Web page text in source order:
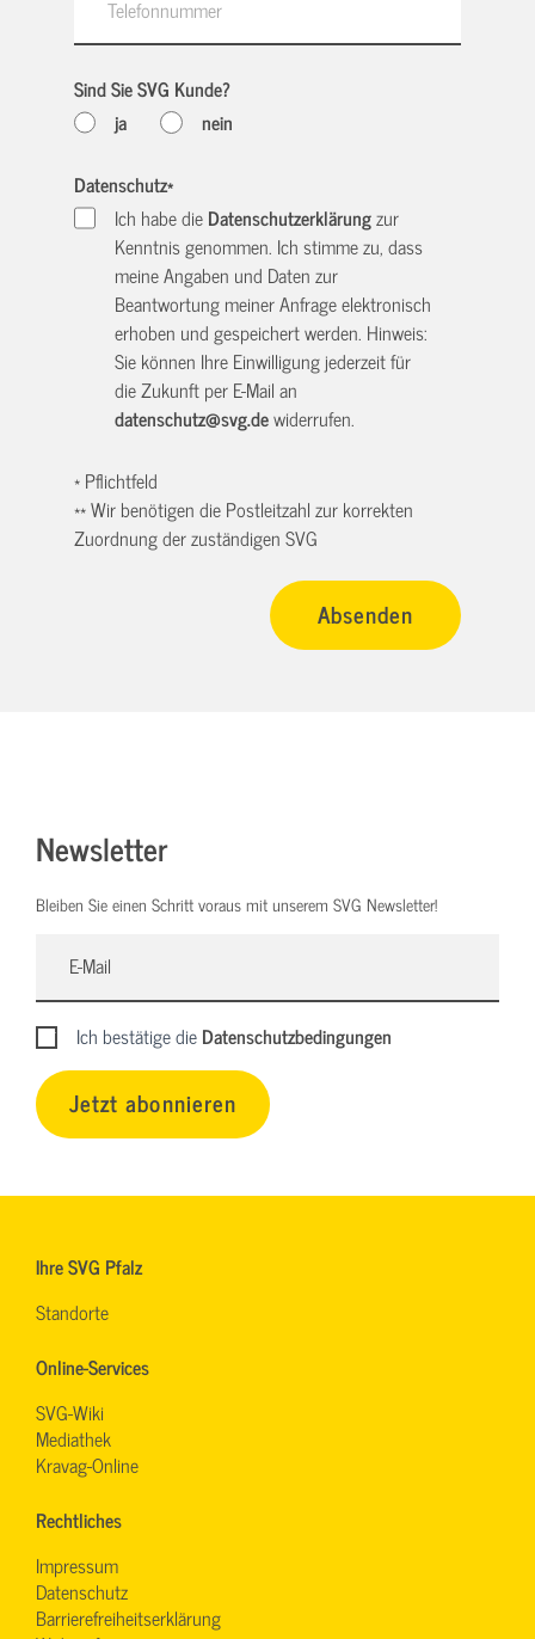
Sind Sie SVG Kunde?
ja
nein
Datenschutz*
Ich habe dieDatenschutzerklärungzur
Kenntnis genommen. Ich stimme zu, dass
meine Angaben und Daten zur
Beantwortung meiner Anfrage elektronisch
erhoben und gespeichert werden. Hinweis:
Sie können Ihre Einwilligung jederzeit für
die Zukunft per E-Mail an
datenschutz@svg.dewiderrufen.
* Pflichtfeld
** Wir benötigen die Postleitzahl zur korrekten
Zuordnung der zuständigen SVG
Newsletter
Bleiben Sie einen Schritt voraus mit unserem SVG Newsletter!
Ich bestätige dieDatenschutzbedingungen
Jetzt abonnieren
Ihre SVG Pfalz
Standorte
Online-Services
SVG-Wiki
Mediathek
Kravag-Online
Rechtliches
Impressum
Datenschutz
Barrierefreiheitserklärung